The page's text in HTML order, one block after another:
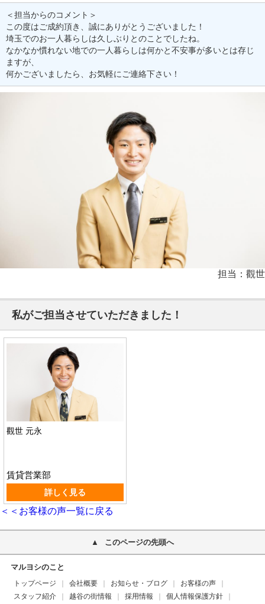
＜担当からのコメント＞
この度はご成約頂き、誠にありがとうございました！
埼玉でのお一人暮らしは久しぶりとのことでしたね。
なかなか慣れない地での一人暮らしは何かと不安事が多いとは存じ
ますが、
何かございましたら、お気軽にご連絡下さい！
担当：觀世
私がご担当させていただきました！
觀世 元永
賃貸営業部
詳しく見る
＜＜お客様の声一覧に戻る
このページの先頭へ
マルヨシのこと
トップページ 会社概要 お知らせ・ブログ
お客様の声
スタッフ紹介
越谷の街情報 採用情報
個人情報保護方針